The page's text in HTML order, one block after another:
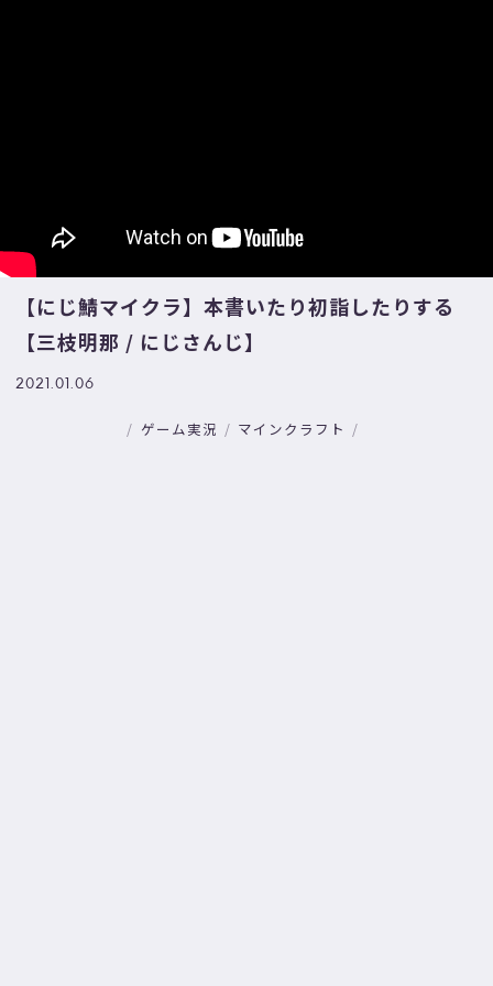
【にじ鯖マイクラ】本書いたり初詣したりする
【三枝明那 / にじさんじ】
2021.01.06
ゲーム実況 マインクラフト